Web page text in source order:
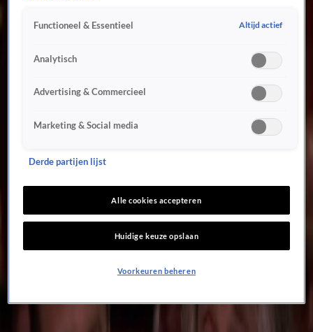
14 aug 2025, 22:10
Gordon vertelt ordinaire anekdote: 'Ze vonden me uiteindelijk met m'n broek op de
21 juli 2025, 23:34
Thomas van Groningen verpest verrassing Gordon: 'Verdomme, klootzak!'
nu wel zeker?'
Lekker man
Thomas van Groningen heeft wegzakkertje bij De Oranjezomer; Rutger Castricum gaat
Bargast van De Oranjezomer viel in de smaak bij Rutger Castricum: 'Ze was echt lekker!'
Functioneel & Essentieel Altijd actief
Analytisch
Advertising & Commercieel
Marketing & Social media
Derde partijen lijst
Alle cookies accepteren
Huidige keuze opslaan
Voorkeuren beheren